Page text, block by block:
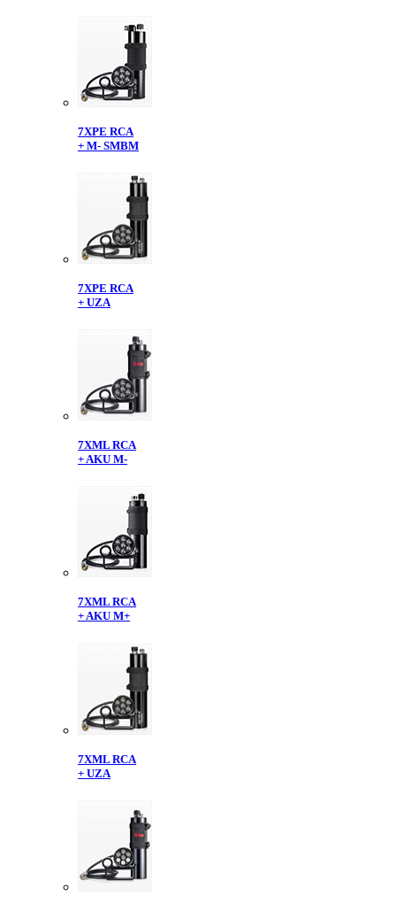
7XPE RCA
+ M- SMBM
7XPE RCA
+ UZA
7XML RCA
+ AKU M-
7XML RCA
+ AKU M+
7XML RCA
+ UZA